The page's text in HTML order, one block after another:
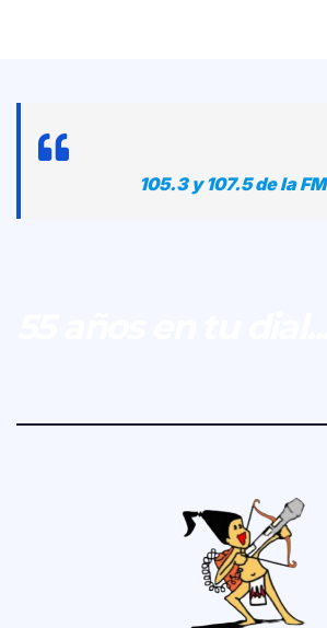
105.3 y 107.5 de la FM